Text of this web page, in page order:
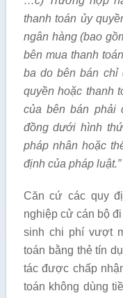
thanh toán ủy
ngân hàng (bao
bên mua thanh
ba do bên bán chỉ
quyền hoặc thanh
của bên bán phải
đồng dưới hình
pháp nhân hoặc
định của pháp luật.”
Căn cứ các quy
nghiệp cử cán bộ
sinh chi phí vượt
toán bằng thẻ tín
tác được chấp
toán không dùng